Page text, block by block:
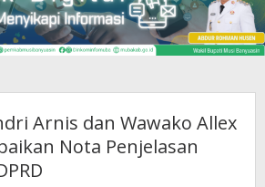
Arnis dan Wawako Allex
Nota Penjelasan